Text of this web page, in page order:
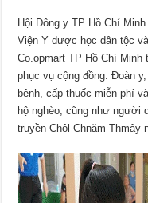
Hội Đông y TP Hồ Chí
Viện Y dược học dân tộc
Co.opmart TP Hồ Chí
phục vụ cộng đồng. Đoàn
bệnh, cấp thuốc miễn phí
hộ nghèo, cũng như người
truyền Chôl Chnăm Thmây